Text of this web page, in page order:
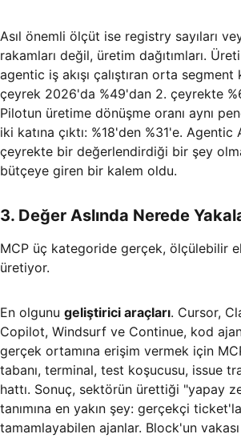
Asıl önemli ölçüt ise registry sayıları
rakamları değil, üretim dağıtımları.
agentic iş akışı çalıştıran orta segment
çeyrek 2026'da %49'dan 2. çeyrekte
Pilotun üretime dönüşme oranı aynı
iki katına çıktı: %18'den %31'e.
çeyrekte bir değerlendirdiği bir şey
bütçeye giren bir kalem oldu.
3. Değer Aslında Nerede
MCP üç kategoride gerçek, ölçülebilir
üretiyor.
En olgunu geliştirici araçları. Cursor,
Copilot, Windsurf ve Continue, kod
gerçek ortamına erişim vermek için
tabanı, terminal, test koşucusu, issue
hattı. Sonuç, sektörün ürettiği "yapay
tanımına en yakın şey: gerçekçi
tamamlayabilen ajanlar. Block'un vakası